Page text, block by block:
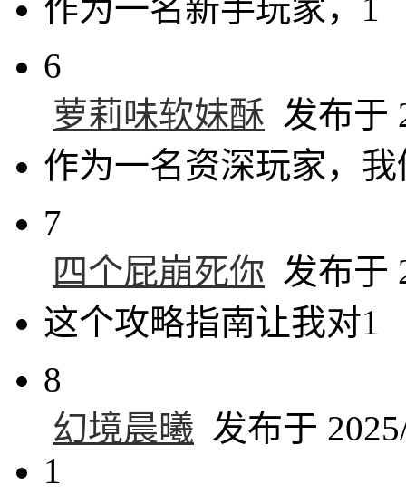
作为一名新手玩家，1
6
萝莉味软妹酥 发布于
作为一名资深玩家，
7
四个屁崩死你 发布于
这个攻略指南让我对1
8
幻境晨曦 发布于
1